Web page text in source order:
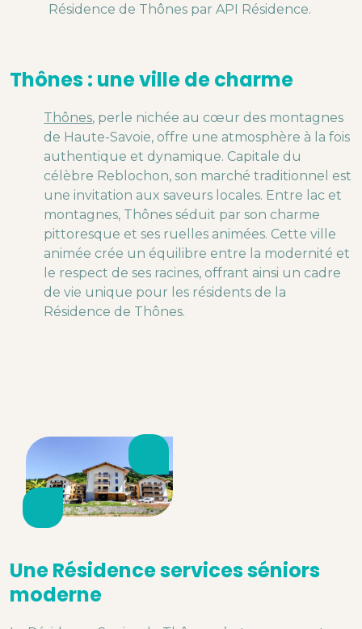
Résidence de Thônes par API Résidence.
Thônes : une ville de charme
Thônes, perle nichée au cœur des montagnes
de Haute-Savoie, offre une atmosphère à la fois
authentique et dynamique. Capitale du
célèbre Reblochon, son marché traditionnel est
une invitation aux saveurs locales. Entre lac et
montagnes, Thônes séduit par son charme
pittoresque et ses ruelles animées. Cette ville
animée crée un équilibre entre la modernité et
le respect de ses racines, offrant ainsi un cadre
de vie unique pour les résidents de la
Résidence de Thônes.
Une Résidence services séniors
moderne